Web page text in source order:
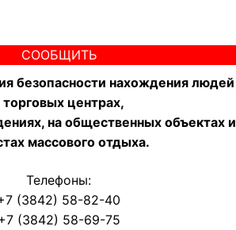
СООБЩИТЬ
безопасности нахождения людей
торговых центрах,
на общественных объектах и
массового отдыха.
Телефоны:
(3842) 58-82-40
(3842) 58-69-75